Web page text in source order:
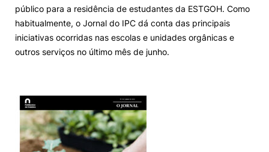
Magazine
Eventos
Europeia Política de Privacidade e Cookies
Sugestões,
público para a residência de estudantes da ESTGOH. Como
habitualmente, o Jornal do IPC dá conta das principais
iniciativas ocorridas nas escolas e unidades orgânicas e
outros serviços no último mês de junho.